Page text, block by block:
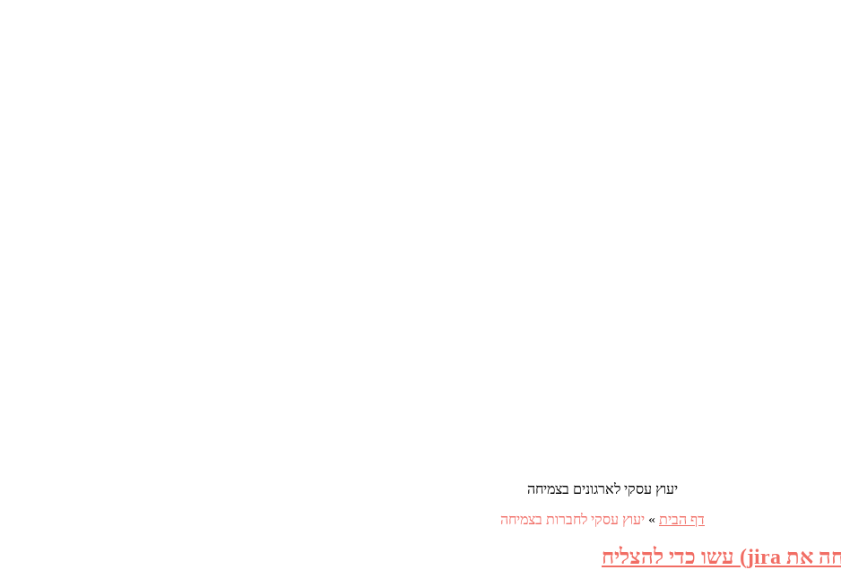
יעוץ עסקי לארגונים בצמיחה
דף הבית » יעוץ עסקי לחברות בצמיחה